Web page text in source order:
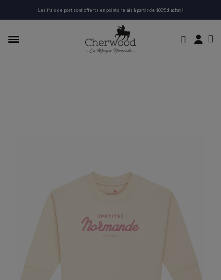
Les frais de port sont offerts en points relais à partir de 100€ d'achat !